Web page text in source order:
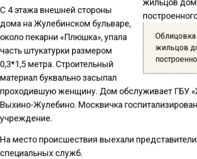
Облицовка
жильцов
С 4 этажа внешней стороны
дома на Жулебинском бульваре,
около пекарни «Плюшка», упала
часть штукатурки размером
0,3*1,5 метра. Строительный
материал буквально засыпал
проходившую женщину. Дом обслуживает ГБУ
Выхино-Жулебино. Москвичка
учреждение.
На место происшествия выехали
специальных служб.